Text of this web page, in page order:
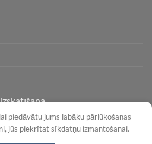
piedāvātu jums labāku pārlūkošanas
jūs piekrītat sīkdatņu izmantošanai.